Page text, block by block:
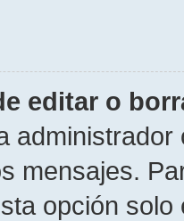
editar o
mensajes.
opción